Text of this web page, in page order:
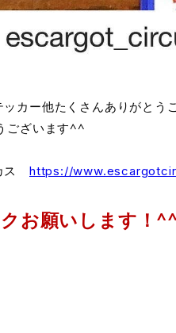
カー他たくさんありがとう
ございます^^
ス https://
お願いします！^^